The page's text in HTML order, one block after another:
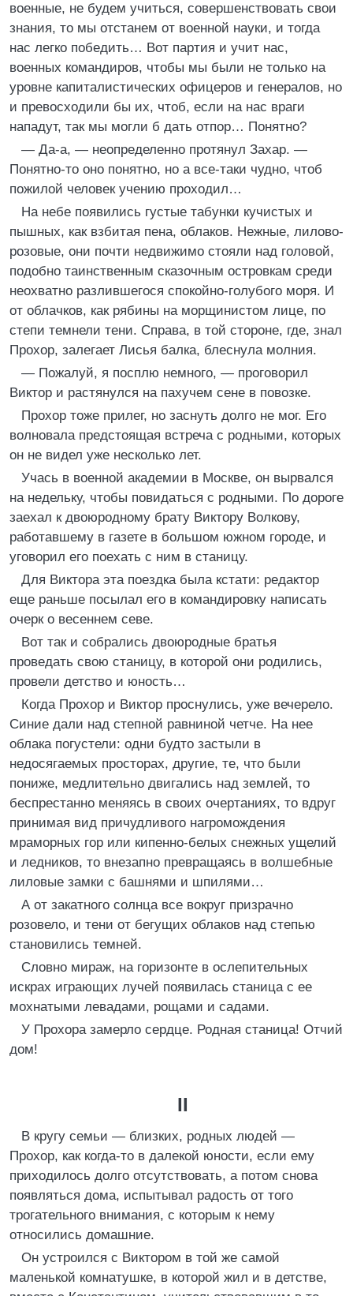
военные, не будем учиться, совершенствовать свои
знания, то мы отстанем от военной науки, и тогда
нас легко победить… Вот партия и учит нас,
военных командиров, чтобы мы были не только на
уровне капиталистических офицеров и генералов, но
и превосходили бы их, чтоб, если на нас враги
нападут, так мы могли б дать отпор… Понятно?
— Да-а, — неопределенно протянул Захар. —
Понятно-то оно понятно, но а все-таки чудно, чтоб
пожилой человек учению проходил…
На небе появились густые табунки кучистых и
пышных, как взбитая пена, облаков. Нежные, лилово-
розовые, они почти недвижимо стояли над головой,
подобно таинственным сказочным островкам среди
неохватно разлившегося спокойно-голубого моря. И
от облачков, как рябины на морщинистом лице, по
степи темнели тени. Справа, в той стороне, где, знал
Прохор, залегает Лисья балка, блеснула молния.
— Пожалуй, я посплю немного, — проговорил
Виктор и растянулся на пахучем сене в повозке.
Прохор тоже прилег, но заснуть долго не мог. Его
волновала предстоящая встреча с родными, которых
он не видел уже несколько лет.
Учась в военной академии в Москве, он вырвался
на недельку, чтобы повидаться с родными. По дороге
заехал к двоюродному брату Виктору Волкову,
работавшему в газете в большом южном городе, и
уговорил его поехать с ним в станицу.
Для Виктора эта поездка была кстати: редактор
еще раньше посылал его в командировку написать
очерк о весеннем севе.
Вот так и собрались двоюродные братья
проведать свою станицу, в которой они родились,
провели детство и юность…
Когда Прохор и Виктор проснулись, уже вечерело.
Синие дали над степной равниной четче. На нее
облака погустели: одни будто застыли в
недосягаемых просторах, другие, те, что были
пониже, медлительно двигались над землей, то
беспрестанно меняясь в своих очертаниях, то вдруг
принимая вид причудливого нагромождения
мраморных гор или кипенно-белых снежных ущелий
и ледников, то внезапно превращаясь в волшебные
лиловые замки с башнями и шпилями…
А от закатного солнца все вокруг призрачно
розовело, и тени от бегущих облаков над степью
становились темней.
Словно мираж, на горизонте в ослепительных
искрах играющих лучей появилась станица с ее
мохнатыми левадами, рощами и садами.
У Прохора замерло сердце. Родная станица! Отчий
дом!
II
В кругу семьи — близких, родных людей —
Прохор, как когда-то в далекой юности, если ему
приходилось долго отсутствовать, а потом снова
появляться дома, испытывал радость от того
трогательного внимания, с которым к нему
относились домашние.
Он устроился с Виктором в той же самой
маленькой комнатушке, в которой жил и в детстве,